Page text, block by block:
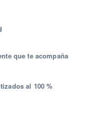
que te acompaña
al 100 %